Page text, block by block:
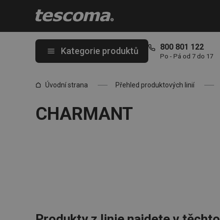
Kategorie produktů 800 801 122
Po - Pá od 7 do 17
Úvodní strana Přehled produktových linií
CHARMANT